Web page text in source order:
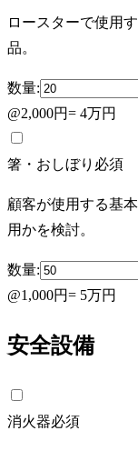
ロースターで使用
品。
数量:
@2,000円= 4万円
箸・おしぼり 必須
顧客が使用する基
用かを検討。
数量:
@1,000円= 5万円
安全設備
消火器必須